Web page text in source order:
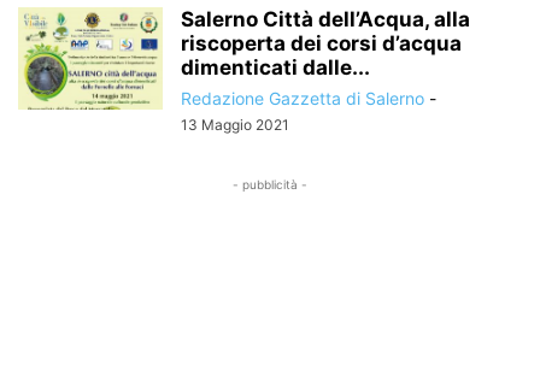
Salerno Città dell’Acqua, alla
riscoperta dei corsi d’acqua
dimenticati dalle...
Redazione Gazzetta di Salerno -
13 Maggio 2021
- pubblicità -